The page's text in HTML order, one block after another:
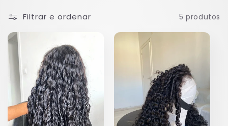
l
e
ç
ã
o
Filtrar e ordenar 5 produtos